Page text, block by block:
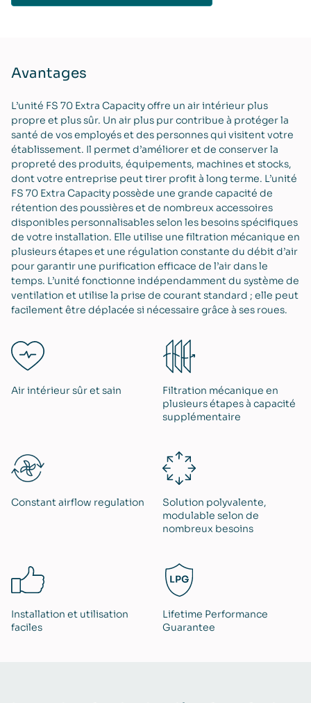
Avantages
L’unité FS 70 Extra Capacity offre un air intérieur plus
propre et plus sûr. Un air plus pur contribue à protéger la
santé de vos employés et des personnes qui visitent votre
établissement. Il permet d’améliorer et de conserver la
propreté des produits, équipements, machines et stocks,
dont votre entreprise peut tirer profit à long terme. L’unité
FS 70 Extra Capacity possède une grande capacité de
rétention des poussières et de nombreux accessoires
disponibles personnalisables selon les besoins spécifiques
de votre installation. Elle utilise une filtration mécanique en
plusieurs étapes et une régulation constante du débit d’air
pour garantir une purification efficace de l’air dans le
temps. L’unité fonctionne indépendamment du système de
ventilation et utilise la prise de courant standard ; elle peut
facilement être déplacée si nécessaire grâce à ses roues.
Air intérieur ​sûr et sain
Filtration mécanique en
plusieurs étapes à capacité
supplémentaire
Constant airflow regulation
Solution polyvalente,
modulable selon de
nombreux besoins
Installation et utilisation
faciles
Lifetime Performance
Guarantee